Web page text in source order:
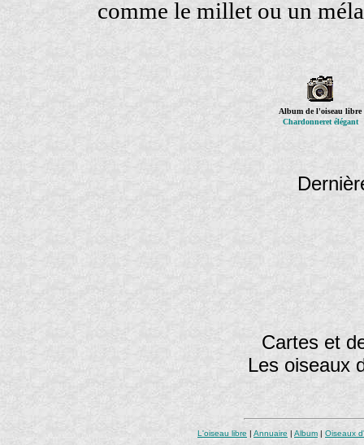
comme le millet ou un
Album de l'oiseau libre
Chardonneret élégant
Cartes et
Les oiseaux
L'oiseau libre Annuaire Album Oiseaux